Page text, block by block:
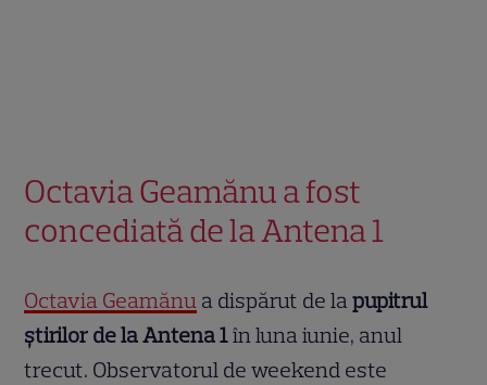
Octavia Geamănu a fost
concediată de la Antena 1
Octavia Geamănu a dispărut de lapupitrul
știrilor de la Antena 1în luna iunie, anul
trecut. Observatorul de weekend este